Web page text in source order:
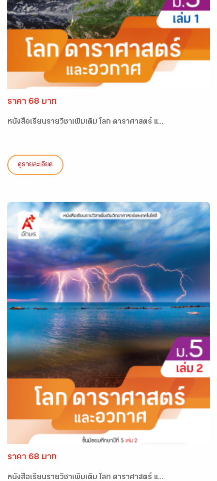
ราคา 68 บาท
หนังสือเรียนรายวิชาเพิ่มเติม โลก ดาราศาสตร์ แ...
ดูรายละเอียด
ราคา 68 บาท
หนังสือเรียนรายวิชาเพิ่มเติม โลก ดาราศาสตร์ แ...